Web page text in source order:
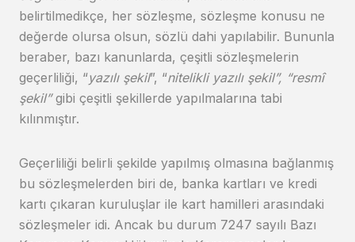
belirtilmedikçe, her sözleşme, sözleşme konusu ne
değerde olursa olsun, sözlü dahi yapılabilir. Bununla
beraber, bazı kanunlarda, çeşitli sözleşmelerin
geçerliliği, “yazılı şekil”, “nitelikli yazılı şekil”, “resmî
şekil”gibi çeşitli şekillerde yapılmalarına tabi
kılınmıştır.
Geçerliliği belirli şekilde yapılmış olmasına bağlanmış
bu sözleşmelerden biri de, banka kartları ve kredi
kartı çıkaran kuruluşlar ile kart hamilleri arasındaki
sözleşmeler idi. Ancak bu durum 7247 sayılı Bazı